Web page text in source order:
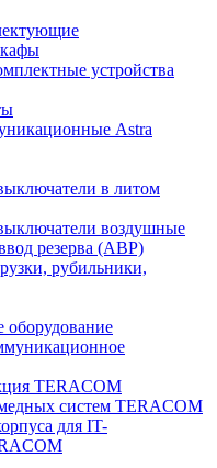
устройства
Astra
в литом
воздушные
резерва (АВР)
рубильники,
оборудование
TERACOM
систем TERACOM
для IT-